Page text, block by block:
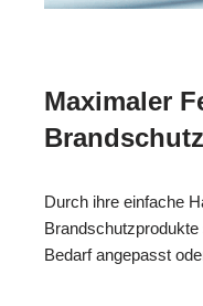
Maximaler
Durch ihre einfache
Bedarf angepasst